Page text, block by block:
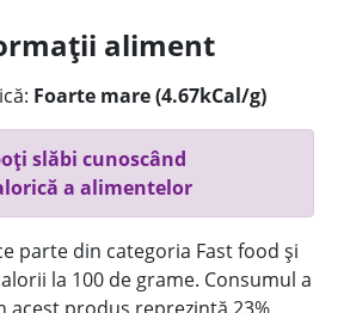
aliment
Foarte mare (4.67kCal/g)
slăbi cunoscând
a alimentelor
parte din categoria Fast food și
la 100 de grame. Consumul a